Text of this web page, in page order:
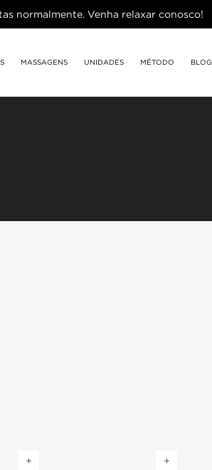
normalmente. Venha relaxar conosco!
MASSAGENS UNIDADES MÉTODO BLOG
+ +